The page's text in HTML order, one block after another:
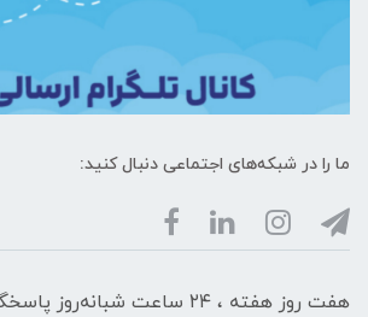
ما را در شبکه‌های اجتماعی دنبال کنید:
هفت روز هفته ، ۲۴ ساعت شبانه‌روز